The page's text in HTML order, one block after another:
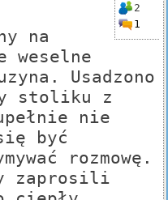
2
1
na
weselne
Usadzono
stoliku z
nie
być
rozmowę.
zaprosili